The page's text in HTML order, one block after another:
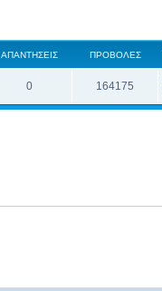
ΑΠΑΝΤΉΣΕΙΣ ΠΡΟΒΟΛΈΣ
0 164175